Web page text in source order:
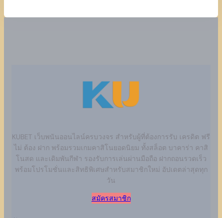
KUBET เว็บพนันออนไลน์ครบวงจร สำหรับผู้ที่ต้องการรับ เครดิต ฟรี
ไม่ ต้อง ฝาก พร้อมรวมเกมคาสิโนยอดนิยม ทั้งสล็อต บาคาร่า คาสิ
โนสด และเดิมพันกีฬา รองรับการเล่นผ่านมือถือ ฝากถอนรวดเร็ว
พร้อมโปรโมชั่นและสิทธิพิเศษสำหรับสมาชิกใหม่ อัปเดตล่าสุดทุก
วัน
สมัครสมาชิก